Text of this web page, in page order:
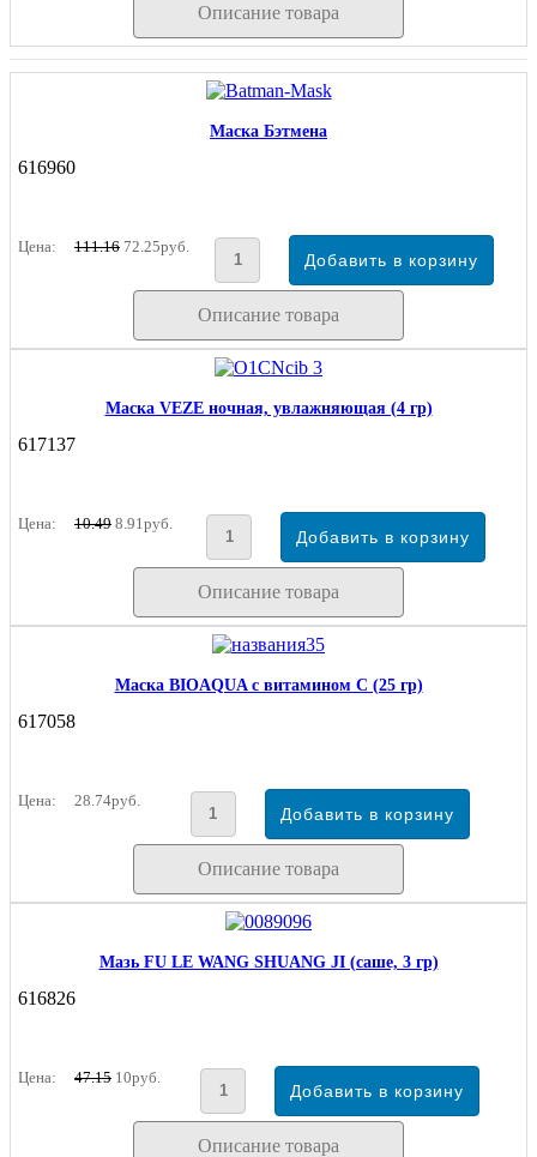
Описание товара
Маска Бэтмена
616960
Цена: 111.16 72.25руб.
Описание товара
Маска VEZE ночная, увлажняющая (4 гр)
617137
Цена: 10.49 8.91руб.
Описание товара
Маска BIOAQUA с витамином С (25 гр)
617058
Цена: 28.74руб.
Описание товара
Мазь FU LE WANG SHUANG JI (саше, 3 гр)
616826
Цена: 47.15 10руб.
Описание товара